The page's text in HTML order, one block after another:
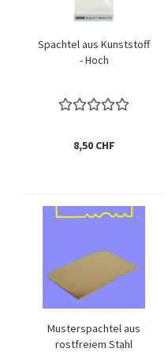
Spachtel aus Kunststoff
- Hoch
8,50 CHF
Musterspachtel aus
rostfreiem Stahl